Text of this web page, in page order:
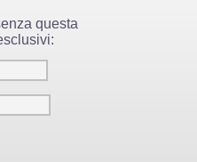
questa